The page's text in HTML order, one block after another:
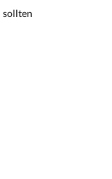
sollten